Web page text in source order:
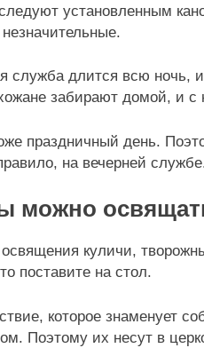
установленным
служба длится всю ночь,
забирают домой, и с
праздничный день.
на вечерней
можно
куличи,
поставите на стол.
которое знаменует
Поэтому их несут в